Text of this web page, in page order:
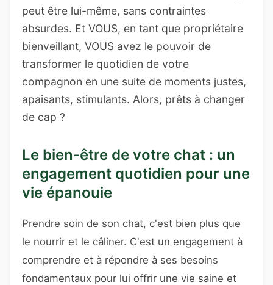
peut être lui-même, sans contraintes
absurdes. Et VOUS, en tant que propriétaire
bienveillant, VOUS avez le pouvoir de
transformer le quotidien de votre
compagnon en une suite de moments justes,
apaisants, stimulants. Alors, prêts à changer
de cap ?
Le bien-être de votre chat : un
engagement quotidien pour une
vie épanouie
Prendre soin de son chat, c'est bien plus que
le nourrir et le câliner. C'est un engagement à
comprendre et à répondre à ses besoins
fondamentaux pour lui offrir une vie saine et